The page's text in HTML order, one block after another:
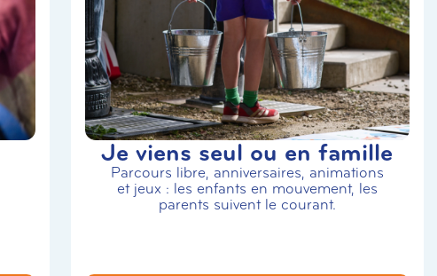
Je viens seul ou en famille
Parcours libre, anniversaires, animations
et jeux : les enfants en mouvement, les
parents suivent le courant.